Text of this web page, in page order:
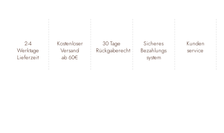
2-4
Werktage
Lieferzeit
Kostenloser
Versand
ab 60€
30 Tage
Rückgaberecht
Sicheres
Bezahlungs
system
Kunden
service